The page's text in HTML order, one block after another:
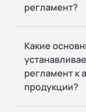
регламент?
Какие
регламент к
продукции?